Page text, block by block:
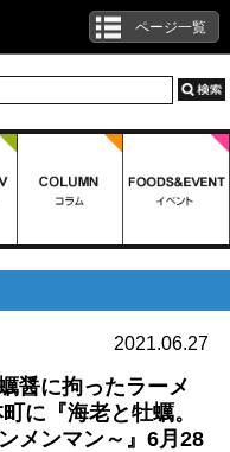
ページ一覧
2021.06.27
醤に拘ったラーメ
に『海老と牡蠣。
メンマン～』6月28